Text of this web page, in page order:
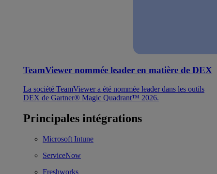
TeamViewer nommée leader en matière de DEX
La société TeamViewer a été nommée leader dans les outils
DEX de Gartner® Magic Quadrant™ 2026.
Principales intégrations
Microsoft Intune
ServiceNow
Freshworks